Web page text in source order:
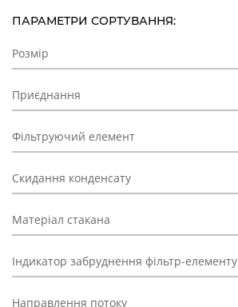
ПАРАМЕТРИ СОРТУВАННЯ:
Розмір
Приєднання
Фільтруючий елемент
Скидання конденсату
Матеріал стакана
Індикатор забруднення фільтр-елементу
Направлення потоку